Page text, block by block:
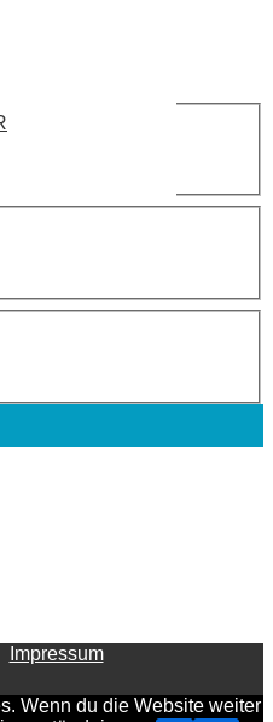
Impressum
Wenn du die Website weiter